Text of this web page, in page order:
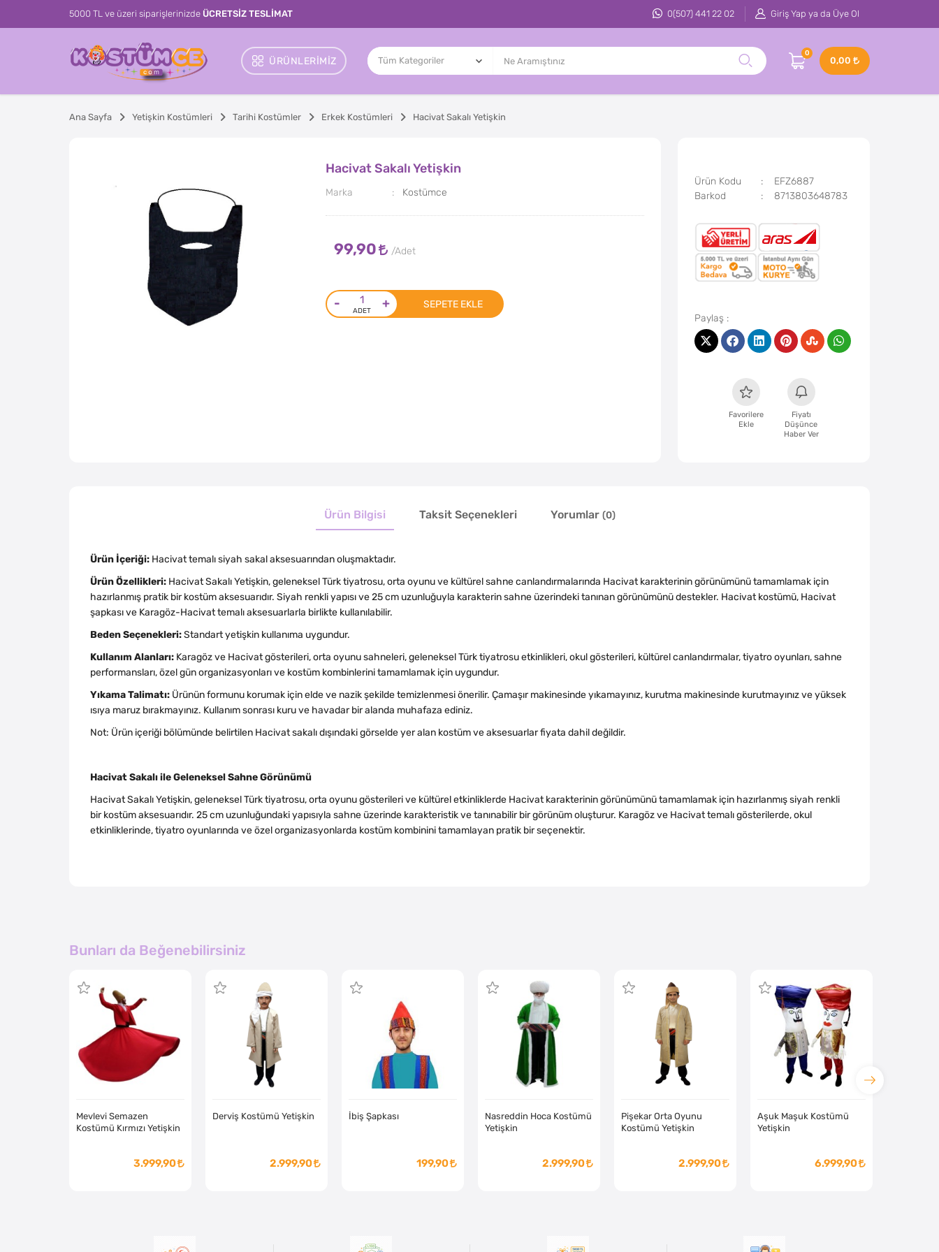
5000 TL ve üzeri siparişlerinizde ÜCRETSİZ TESLİMAT 0(507) 441 22 02 Giriş Yap ya da Üye Ol
ÜRÜNLERIMIZ
0
0,00
Ana Sayfa Yetişkin Kostümleri Tarihi Kostümler Erkek Kostümleri Hacivat Sakalı Yetişkin
Hacivat Sakalı Yetişkin
Marka Kostümce
99,90
- + SEPETE EKLE
Ürün Kodu
EFZ6887
Barkod
8713803648783
Favorilere
Ekle
Fiyatı
Düşünce
Haber Ver
Ürün Bilgisi Taksit Seçenekleri Yorumlar (0)
Ürün İçeriği: Hacivat temalı siyah sakal aksesuarından oluşmaktadır.
Ürün Özellikleri: Hacivat Sakalı Yetişkin, geleneksel Türk tiyatrosu, orta oyunu ve kültürel sahne canlandırmalarında Hacivat karakterinin görünümünü tamamlamak için
hazırlanmış pratik bir kostüm aksesuarıdır. Siyah renkli yapısı ve 25 cm uzunluğuyla karakterin sahne üzerindeki tanınan görünümünü destekler. Hacivat kostümü, Hacivat
şapkası ve Karagöz-Hacivat temalı aksesuarlarla birlikte kullanılabilir.
Beden Seçenekleri:Standart yetişkin kullanıma uygundur.
Kullanım Alanları: Karagöz ve Hacivat gösterileri, orta oyunu sahneleri, geleneksel Türk tiyatrosu etkinlikleri, okul gösterileri, kültürel canlandırmalar, tiyatro oyunları, sahne
performansları, özel gün organizasyonları ve kostüm kombinlerini tamamlamak için uygundur.
Yıkama Talimatı: Ürünün formunu korumak için elde ve nazik şekilde temizlenmesi önerilir. Çamaşır makinesinde yıkamayınız, kurutma makinesinde kurutmayınız ve yüksek
ısıya maruz bırakmayınız. Kullanım sonrası kuru ve havadar bir alanda muhafaza ediniz.
Not: Ürün içeriği bölümünde belirtilen Hacivat sakalı dışındaki görselde yer alan kostüm ve aksesuarlar fiyata dahil değildir.
Hacivat Sakalı ile Geleneksel Sahne Görünümü
Hacivat Sakalı Yetişkin, geleneksel Türk tiyatrosu, orta oyunu gösterileri ve kültürel etkinliklerde Hacivat karakterinin görünümünü tamamlamak için hazırlanmış siyah renkli
bir kostüm aksesuarıdır. 25 cm uzunluğundaki yapısıyla sahne üzerinde karakteristik ve tanınabilir bir görünüm oluşturur. Karagöz ve Hacivat temalı gösterilerde, okul
etkinliklerinde, tiyatro oyunlarında ve özel organizasyonlarda kostüm kombinini tamamlayan pratik bir seçenektir.
Bunları da Beğenebilirsiniz
Mevlevi Semazen
Kostümü Kırmızı Yetişkin
3.999,90
Derviş Kostümü Yetişkin
2.999,90
İbiş Şapkası
199,90
Nasreddin Hoca Kostümü
Yetişkin
2.999,90
Pişekar Orta Oyunu
Kostümü Yetişkin
2.999,90
Aşuk Maşuk Kostümü
Yetişkin
6.999,90